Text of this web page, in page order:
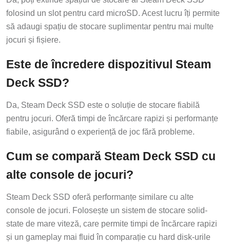
folosind un slot pentru card microSD. Acest lucru îți permite
să adaugi spațiu de stocare suplimentar pentru mai multe
jocuri și fișiere.
Este de încredere dispozitivul Steam
Deck SSD?
Da, Steam Deck SSD este o soluție de stocare fiabilă
pentru jocuri. Oferă timpi de încărcare rapizi și performanțe
fiabile, asigurând o experiență de joc fără probleme.
Cum se compară Steam Deck SSD cu
alte console de jocuri?
Steam Deck SSD oferă performanțe similare cu alte
console de jocuri. Folosește un sistem de stocare solid-
state de mare viteză, care permite timpi de încărcare rapizi
și un gameplay mai fluid în comparație cu hard disk-urile